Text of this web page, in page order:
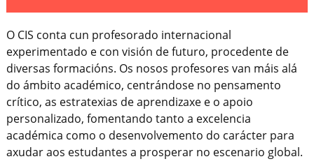
O CIS conta cun profesorado internacional
experimentado e con visión de futuro, procedente de
diversas formacións. Os nosos profesores van máis alá
do ámbito académico, centrándose no pensamento
crítico, as estratexias de aprendizaxe e o apoio
personalizado, fomentando tanto a excelencia
académica como o desenvolvemento do carácter para
axudar aos estudantes a prosperar no escenario global.